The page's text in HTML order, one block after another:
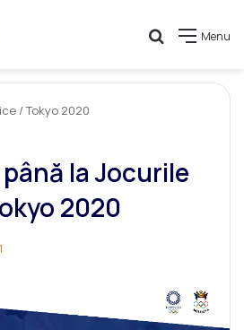
Menu
Caută
/ Tokyo 2020
la Jocurile
2020